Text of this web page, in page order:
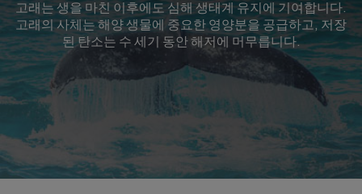
고래는 생을 마친 이후에도 심해 생태계 유지에 기여합니다.
고래의 사체는 해양 생물에 중요한 영양분을 공급하고, 저장
된 탄소는 수 세기 동안 해저에 머무릅니다.